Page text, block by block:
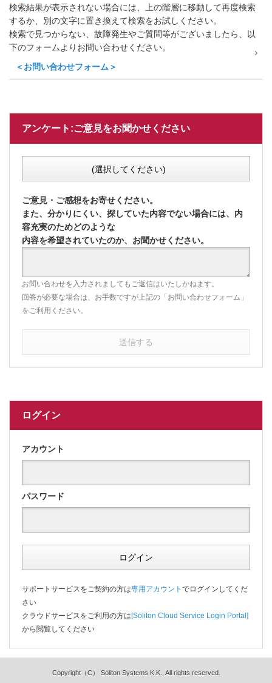
検索結果が表示されない場合には、上の階層に移動して再度検索
するか、別の文字に置き換えて検索をお試しください。
検索で見つからない、故障発生やご質問等がございましたら、以
下のフォームよりお問い合わせください。
＜お問い合わせフォーム＞
アンケート:ご意見をお聞かせください
(選択してください)
ご意見・ご感想をお寄せください。
また、分かりにくい、探していた内容でない場合には、内
容充実のためどのような
内容を希望されていたのか、お聞かせください。
お問い合わせを入力されましてもご返信はいたしかねます。
回答が必要な場合は、お手数ですが上記の「お問い合わせフォーム」
をご利用ください。
送信する
ログイン
アカウント
パスワード
ログイン
サポートサービスをご契約の方は専用アカウント でログインしてくだ
さい
クラウドサービスをご利用の方は[Soliton Cloud Service Login Portal]
から閲覧してください
Copyright（C） Soliton Systems K.K., All rights reserved.